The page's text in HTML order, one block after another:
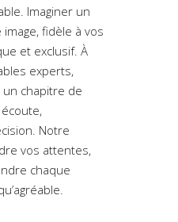
Imaginer un
fidèle à vos
et exclusif. À
experts,
chapitre de
Notre
vos attentes,
chaque